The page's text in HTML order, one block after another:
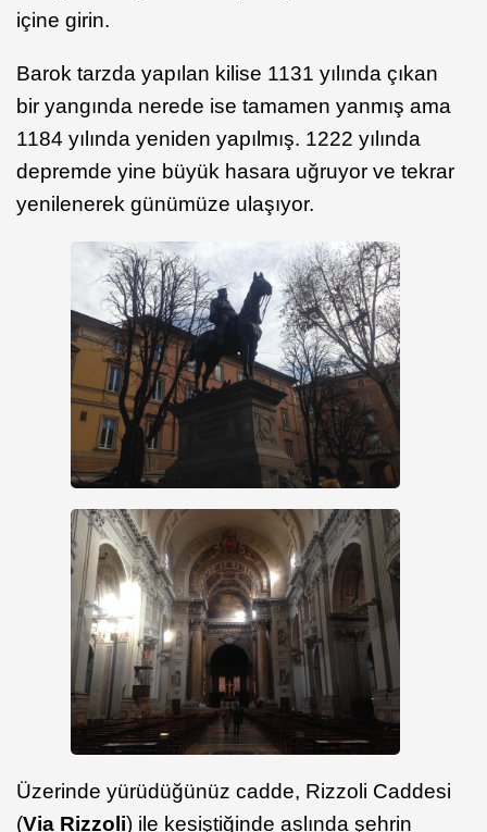
içine girin.
Barok tarzda yapılan kilise 1131 yılında çıkan
bir yangında nerede ise tamamen yanmış ama
1184 yılında yeniden yapılmış. 1222 yılında
depremde yine büyük hasara uğruyor ve tekrar
yenilenerek günümüze ulaşıyor.
Üzerinde yürüdüğünüz cadde, Rizzoli Caddesi
(Via Rizzoli) ile kesiştiğinde aslında şehrin